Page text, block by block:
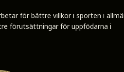
för bättre villkor i sporten i
förutsättningar för uppfödarna i